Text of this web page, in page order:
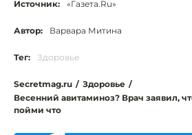
Источник: «Газета.Ru»
Автор: Варвара Митина
Тег: Здоровье
Secretmag.ru / Здоровье /
Весенний авитаминоз? Врач заявил,
пойми что